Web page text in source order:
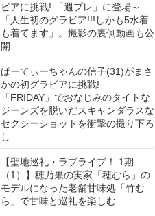
ビアに挑戦! 「週プレ」に登場～
「人生初のグラビア!!!しかも5水着
も着てます」。撮影の裏側動画も公
開
ぱーてぃーちゃんの信子(31)がまさ
かの初グラビアに挑戦!
「FRIDAY」でおなじみのタイトな
ジーンズを脱いだスキャンダラスな
セクシーショットを衝撃の撮り下ろ
し
【聖地巡礼・ラブライブ！ 1期
（1）】穂乃果の実家「穂むら」の
モデルになった老舗甘味処「竹む
ら」で甘味と巡礼を楽しむ